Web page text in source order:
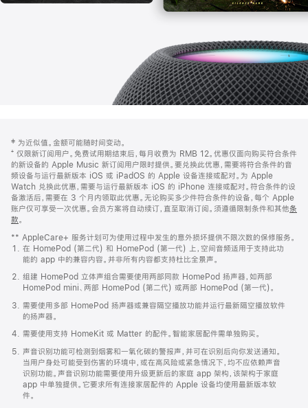
页
页
脚
注
‡ 为近似值。金额可能随时间变动。
⁺ 仅限新订阅用户。免费试用期结束后，每月收费为 RMB 12。优惠仅面向购买符合条件
的新设备的 Apple Music 新订阅用户限时提供。要兑换此优惠，需要将符合条件的音
频设备与运行最新版本 iOS 或 iPadOS 的 Apple 设备连接或配对。为 Apple
Watch 兑换此优惠，需要与运行最新版本 iOS 的 iPhone 连接或配对。符合条件的设
备激活后，需要在 3 个月内领取此优惠。无论购买多少件符合条件的设备，每个 Apple
账户仅可享受一次优惠。会员方案将自动续订，直至取消订阅。须遵循限制条件和其他条
款。
窗
口
中
打
开)
** AppleCare+ 服务计划可为使用过程中发生的意外损坏提供不限次数的保修服务。
在 HomePod (第二代) 和 HomePod (第一代) 上，空间音频适用于支持此功
能的 app 中的兼容内容。并非所有内容都支持杜比全景声。
组建 HomePod 立体声组合需要使用两部同款 HomePod 扬声器，如两部
HomePod mini、两部 HomePod (第二代) 或两部 HomePod (第一代)。
需要使用多部 HomePod 扬声器或兼容隔空播放功能并运行最新隔空播放软件
的扬声器。
需要使用支持 HomeKit 或 Matter 的配件。智能家居配件需单独购买。
声音识别功能可检测到烟雾和一氧化碳的警报声，并可在识别后向你发送通知。
当用户身处可能受到伤害的环境中，或在高风险或紧急情况下，均不应依赖声音
识别功能。声音识别功能需要使用升级更新后的家庭 app 架构，该架构于家庭
app 中单独提供。它要求所有连接家居配件的 Apple 设备均使用最新版本软
件。